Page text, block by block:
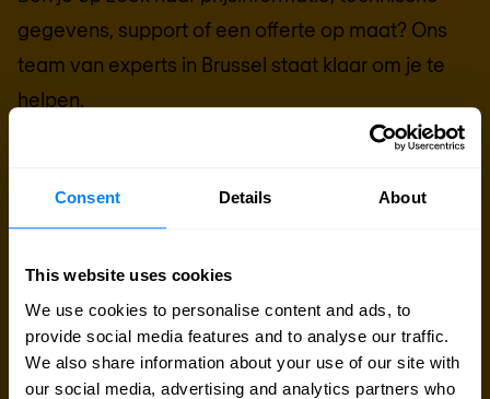
Consent Details About
This website uses cookies
We use cookies to personalise content and ads, to
provide social media features and to analyse our traffic.
We also share information about your use of our site with
our social media, advertising and analytics partners who
gegevens, support of een offerte op maat? Ons
team van experts in Brussel staat klaar om je te
helpen.
Offerte aanvragen